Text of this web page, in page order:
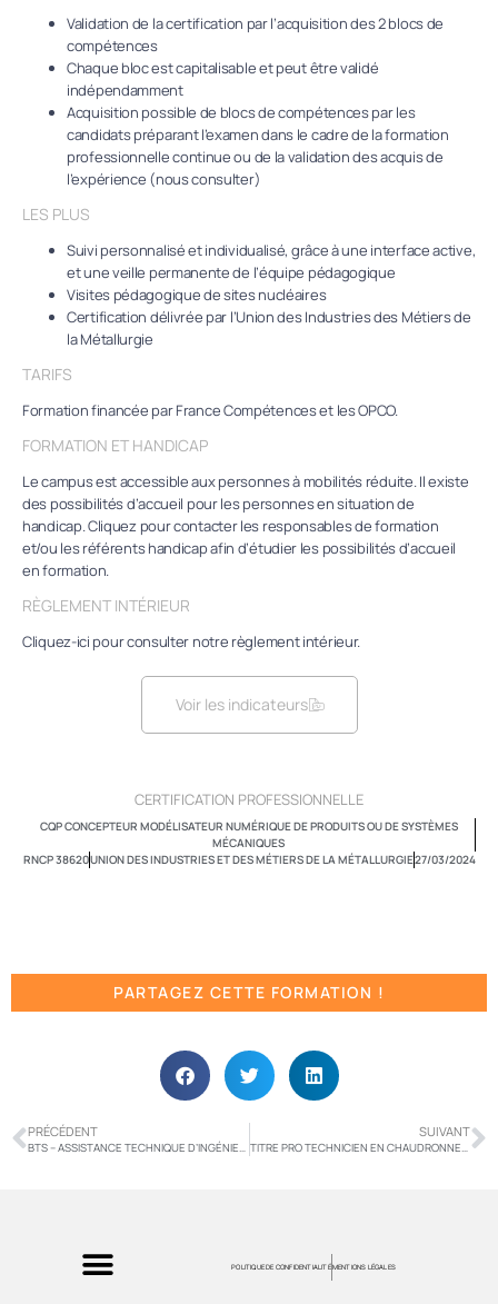
Validation de la certification par l’acquisition des 2 blocs de
compétences
Chaque bloc est capitalisable et peut être validé
indépendamment
Acquisition possible de blocs de compétences par les
candidats préparant l’examen dans le cadre de la formation
professionnelle continue ou de la validation des acquis de
l’expérience (nous consulter)
LES PLUS
Suivi personnalisé et individualisé, grâce à une interface active,
et une veille permanente de l’équipe pédagogique
Visites pédagogique de sites nucléaires
Certification délivrée par l’Union des Industries des Métiers de
la Métallurgie
TARIFS
Formation financée par France Compétences et les OPCO.
FORMATION ET HANDICAP
Le campus est accessible aux personnes à mobilités réduite. Il existe
des possibilités d’accueil pour les personnes en situation de
handicap. Cliquez pour contacter les responsables de formation
et/ou les référents handicap afin d’étudier les possibilités d’accueil
en formation.
RÈGLEMENT INTÉRIEUR
Cliquez-ici pour consulter notre règlement intérieur.
Voir les indicateurs
CERTIFICATION PROFESSIONNELLE
CQP CONCEPTEUR MODÉLISATEUR NUMÉRIQUE DE PRODUITS OU DE SYSTÈMES
MÉCANIQUES
RNCP 38620UNION DES INDUSTRIES ET DES MÉTIERS DE LA MÉTALLURGIE27/03/2024
PARTAGEZ CETTE FORMATION !
PRÉCÉDENT
BTS – ASSISTANCE TECHNIQUE D’INGÉNIEUR
SUIVANT
TITRE PRO TECHNICIEN EN CHAUDRONNERIE
POLITIQUE DE CONFIDENTIALITÉMENTIONS LÉGALES